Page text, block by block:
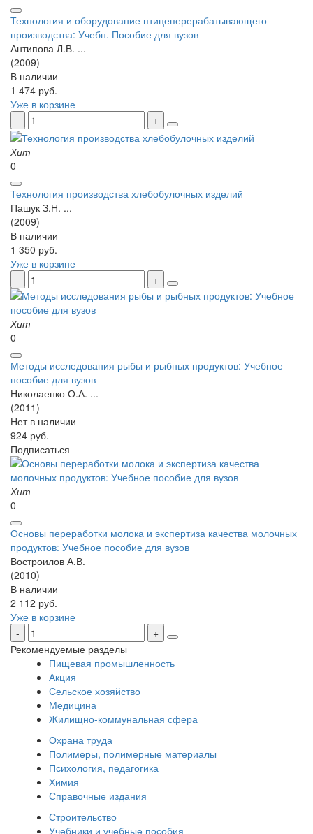
Технология и оборудование птицеперерабатывающего
производства: Учебн. Пособие для вузов
Антипова Л.В. ...
(2009)
В наличии
1 474 руб.
Уже в корзине
Хит
0
Технология производства хлебобулочных изделий
Пашук З.Н. ...
(2009)
В наличии
1 350 руб.
Уже в корзине
Хит
0
Методы исследования рыбы и рыбных продуктов: Учебное
пособие для вузов
Николаенко О.А. ...
(2011)
Нет в наличии
924 руб.
Подписаться
Хит
0
Основы переработки молока и экспертиза качества молочных
продуктов: Учебное пособие для вузов
Востроилов А.В.
(2010)
В наличии
2 112 руб.
Уже в корзине
Рекомендуемые разделы
Пищевая промышленность
Акция
Сельское хозяйство
Медицина
Жилищно-коммунальная сфера
Охрана труда
Полимеры, полимерные материалы
Психология, педагогика
Химия
Справочные издания
Строительство
Учебники и учебные пособия